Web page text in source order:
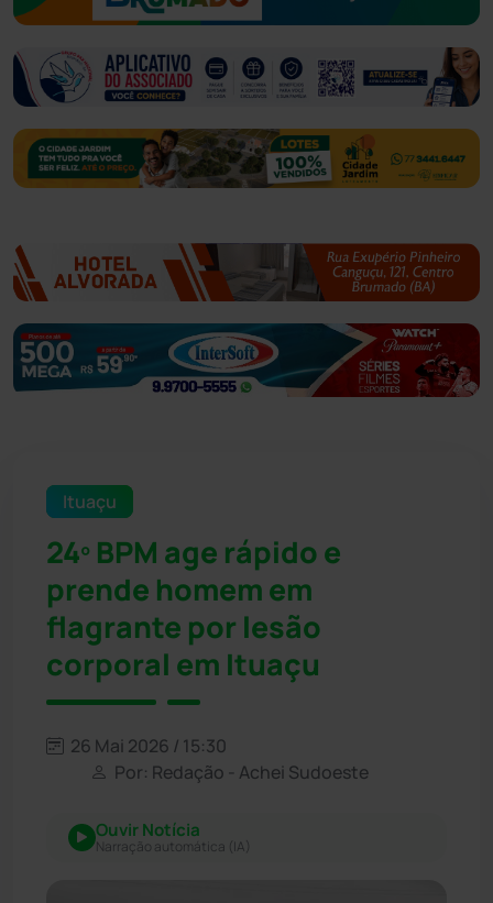
Ituaçu
24º BPM age rápido e
prende homem em
flagrante por lesão
corporal em Ituaçu
26 Mai 2026 / 15:30
Por: Redação - Achei Sudoeste
Ouvir Notícia
Narração automática (IA)